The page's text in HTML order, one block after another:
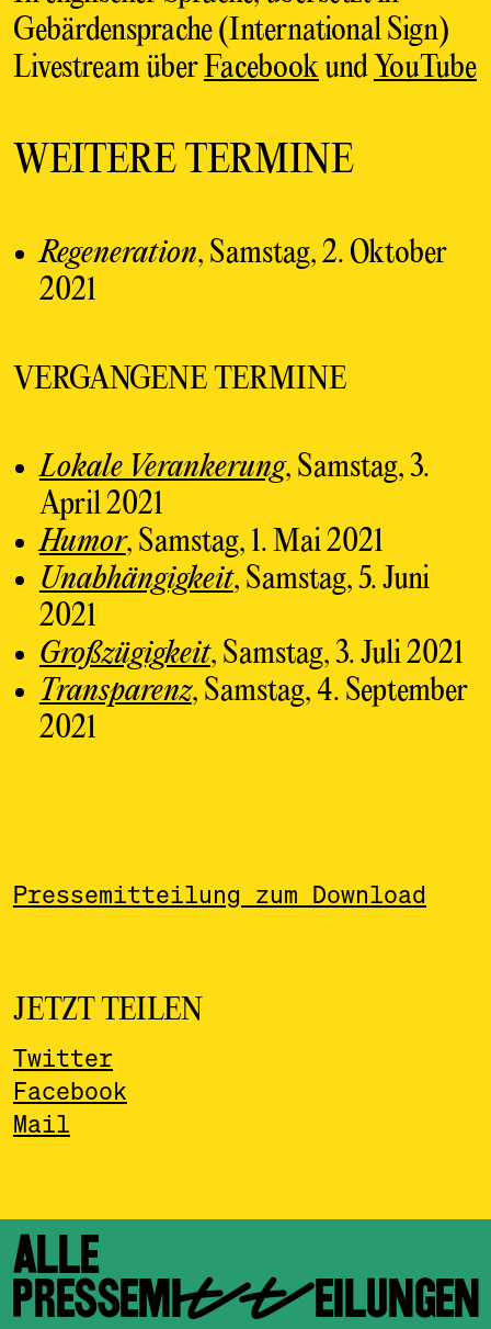
Gebärdensprache (International Sign)
Livestream überFacebookund YouTube
WEITERE TERMINE
Regeneration, Samstag, 2. Oktober
2021
VERGANGENE TERMINE
Lokale Verankerung, Samstag, 3.
April 2021
Humor, Samstag, 1. Mai 2021
Unabhängigkeit, Samstag, 5. Juni
2021
Großzügigkeit, Samstag, 3. Juli 2021
Transparenz, Samstag, 4. September
2021
Pressemitteilung zum Download
JETZT TEILEN
Twitter
Facebook
Mail
ALLE
PRESSEMITTEILUNGEN